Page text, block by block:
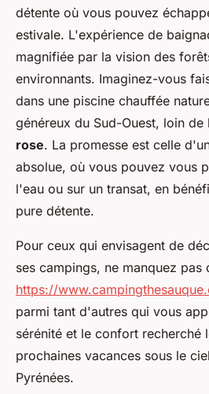
détente où vous pouvez
estivale. L'expérience de
magnifiée par la vision des
environnants. Imaginez-vous
dans une piscine chauffée
généreux du Sud-Ouest, loin
rose. La promesse est celle
absolue, où vous pouvez vous
l'eau ou sur un transat, en
pure détente.
Pour ceux qui envisagent de
ses campings, ne manquez pas
https://
parmi tant d'autres qui vous
sérénité et le confort recherché
prochaines vacances sous le
Pyrénées.